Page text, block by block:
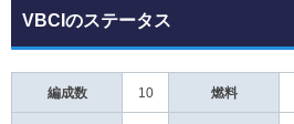
VBCIのステータス
編成数 10 燃料